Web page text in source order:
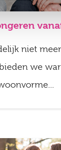
niet
we